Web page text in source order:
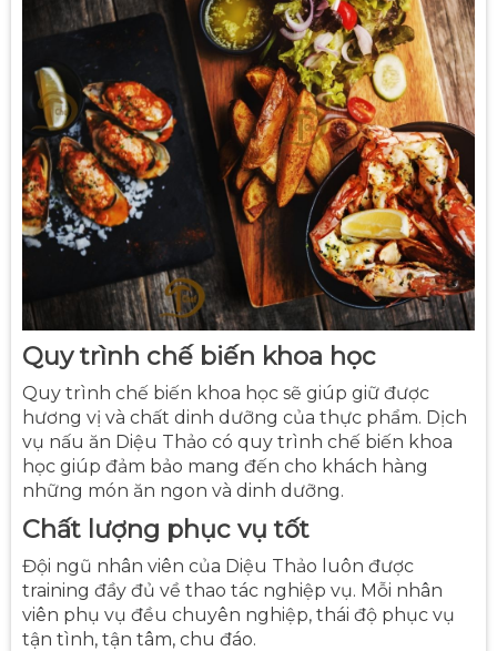
Quy trình chế biến khoa học
Quy trình chế biến khoa học sẽ giúp giữ được
hương vị và chất dinh dưỡng của thực phẩm. Dịch
vụ nấu ăn Diệu Thảo có quy trình chế biến khoa
học giúp đảm bảo mang đến cho khách hàng
những món ăn ngon và dinh dưỡng.
Chất lượng phục vụ tốt
Đội ngũ nhân viên của Diệu Thảo luôn được
training đầy đủ về thao tác nghiệp vụ. Mỗi nhân
viên phụ vụ đều chuyên nghiệp, thái độ phục vụ
tận tình, tận tâm, chu đáo.